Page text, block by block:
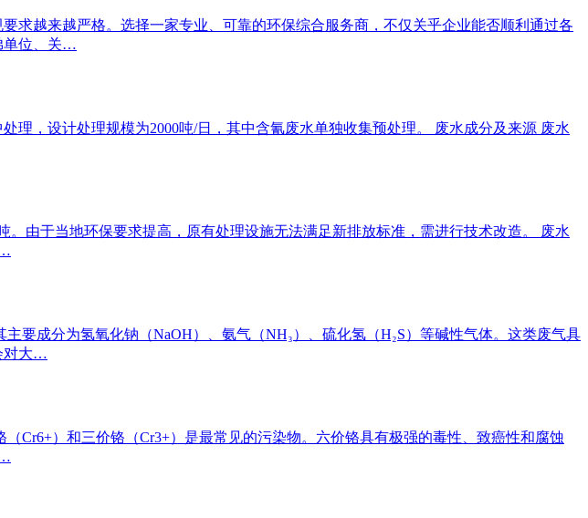
求越来越严格。选择一家专业、可靠的环保综合服务商，不仅关乎企业能否顺利通过各
单位、关…
理，设计处理规模为2000吨/日，其中含氰废水单独收集预处理。 废水成分及来源 废水
由于当地环保要求提高，原有处理设施无法满足新排放标准，需进行技术改造。 废水
要成分为氢氧化钠（NaOH）、氨气（NH₃）、硫化氢（H₂S）等碱性气体。这类废气具
对大…
Cr6+）和三价铬（Cr3+）是最常见的污染物。六价铬具有极强的毒性、致癌性和腐蚀